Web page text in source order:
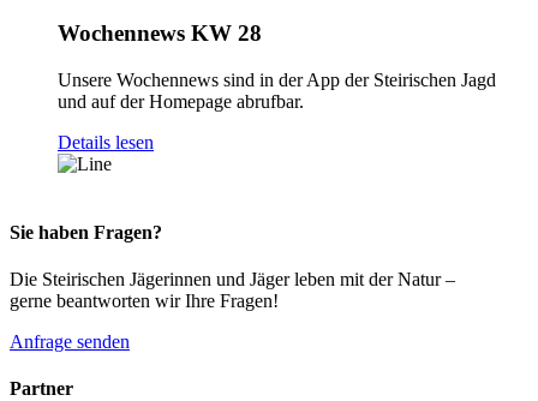
Wochennews KW 28
Unsere Wochennews sind in der App der Steirischen Jagd
und auf der Homepage abrufbar.
Details lesen
Sie haben Fragen?
Die Steirischen Jägerinnen und Jäger leben mit der Natur –
gerne beantworten wir Ihre Fragen!
Anfrage senden
Partner